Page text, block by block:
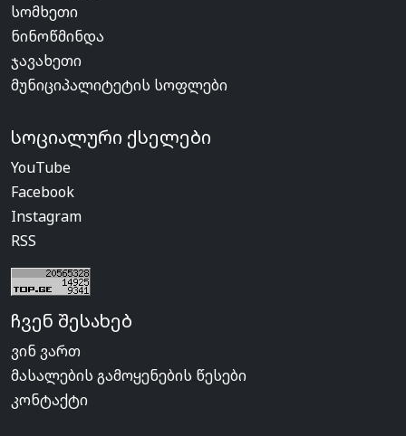
სომხეთი
ნინოწმინდა
ჯავახეთი
მუნიციპალიტეტის სოფლები
სოციალური ქსელები
YouTube
Facebook
Instagram
RSS
ჩვენ შესახებ
ვინ ვართ
მასალების გამოყენების წესები
კონტაქტი